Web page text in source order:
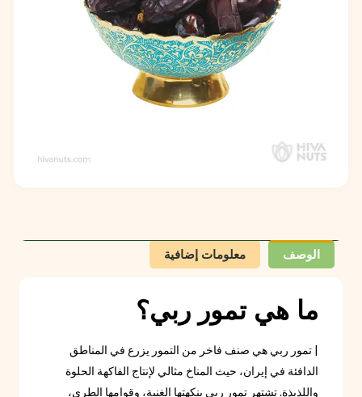
الوصف معلومات إضافية
ما هي تمور ربي؟
| تمور ربي هي صنف فاخر من التمور يزرع في المناطق
الدافئة في إيران، حيث المناخ مثالي لإنتاج الفاكهة الحلوة
واللذيذة. تشتهر تمور ربي بنكهتها الغنية، وقوامها الطري،